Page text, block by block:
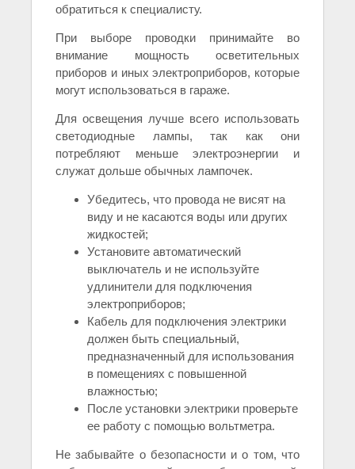
обратиться к специалисту.
При выборе проводки принимайте во
внимание мощность осветительных
приборов и иных электроприборов, которые
могут использоваться в гараже.
Для освещения лучше всего использовать
светодиодные лампы, так как они
потребляют меньше электроэнергии и
служат дольше обычных лампочек.
Убедитесь, что провода не висят на
виду и не касаются воды или других
жидкостей;
Установите автоматический
выключатель и не используйте
удлинители для подключения
электроприборов;
Кабель для подключения электрики
должен быть специальный,
предназначенный для использования
в помещениях с повышенной
влажностью;
После установки электрики проверьте
ее работу с помощью вольтметра.
Не забывайте о безопасности и о том, что